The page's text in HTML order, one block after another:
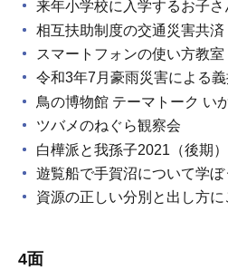
来年小学校に入学するお子
相互扶助制度の交通災害共済
スマートフォンの使い方教室
令和3年7月豪雨災害による
鳥の博物館 テーマトーク い
ツバメのねぐら観察会
白樺派と我孫子2021（後期）
遊覧船で手賀沼について学ぼ
資源の正しい分別と出し方
4面